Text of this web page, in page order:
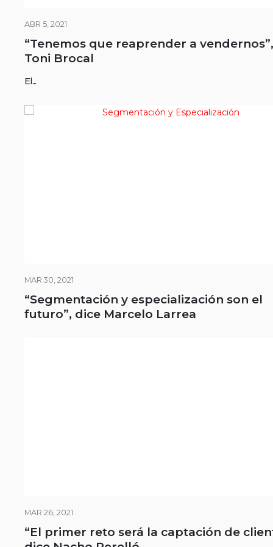
ABR 5, 2021
“Tenemos que reaprender a
Toni Brocal
El...
MAR 30, 2021
“Segmentación y especialización son el
futuro”, dice Marcelo Larrea
MAR 26, 2021
“El primer reto será la captación de